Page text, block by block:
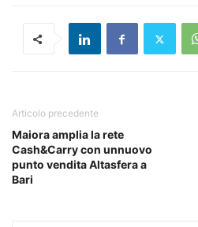
Articolo precedente
Maiora amplia la rete
Cash&Carry con unnuovo
punto vendita Altasfera a
Bari